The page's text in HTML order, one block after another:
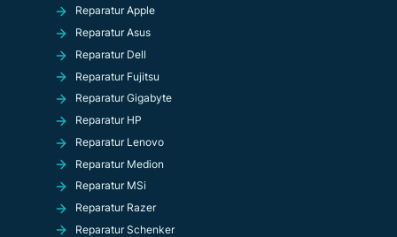
Reparatur Apple
Reparatur Asus
Reparatur Dell
Reparatur Fujitsu
Reparatur Gigabyte
Reparatur HP
Reparatur Lenovo
Reparatur Medion
Reparatur MSi
Reparatur Razer
Reparatur Schenker